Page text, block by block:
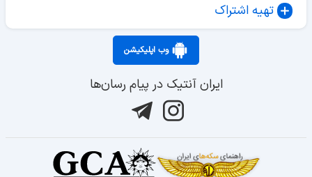
تهیه اشتراک
وب اپلیکیشن
ایران آنتیک در پیام رسان‌ها